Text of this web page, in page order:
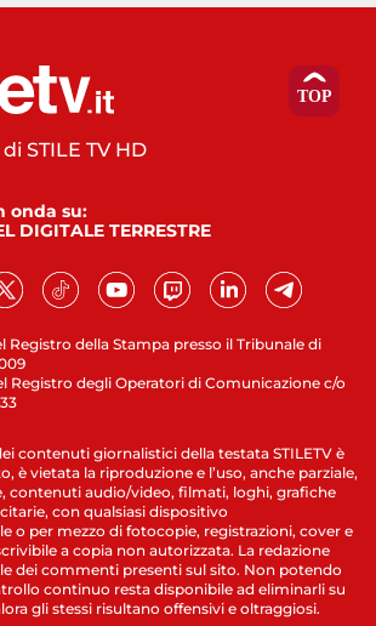
Registro della Stampa presso il Tribunale di
Registro degli Operatori di Comunicazione c/o
STILE TV HD
onda su:
DIGITALE TERRESTRE
contenuti giornalistici della testata STILETV è
è vietata la riproduzione e l’uso, anche parziale,
contenuti audio/video, filmati, loghi, grafiche
con qualsiasi dispositivo
o per mezzo di fotocopie, registrazioni, cover e
a copia non autorizzata. La redazione
dei commenti presenti sul sito. Non potendo
continuo resta disponibile ad eliminarli su
gli stessi risultano offensivi e oltraggiosi.